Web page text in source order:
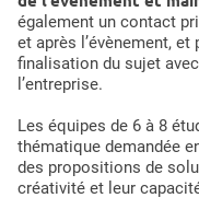
également un contact
et après l’évènement,
finalisation du sujet
l’entreprise.
Les équipes de 6 à 8
thématique demandée
des propositions de
créativité et leur